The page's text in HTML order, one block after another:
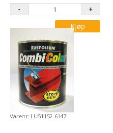
Kjøp
Varenr: LU51152-6147